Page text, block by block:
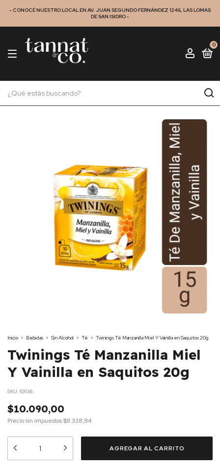
- CONOCÉ NUESTRO LOCAL EN AV. JUAN SEGUNDO FERNÁNDEZ 1246, LAS LOMAS
DE SAN ISIDRO -
0
Inicio > Bebidas > Sin Alcohol > Té > Twinings Té Manzanilla Miel Y Vainilla en Saquitos 20g
Twinings Té Manzanilla Miel
Y Vainilla en Saquitos 20g
SKU: 101136
$10.090,00
Precio sin impuestos$8.338,84